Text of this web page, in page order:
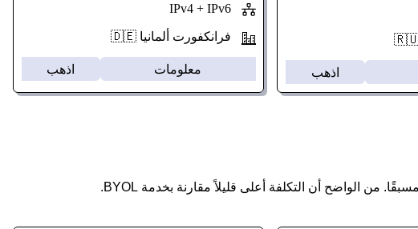
اذهب
IPv4 + IPv6
فرانكفورت ألمانيا 🇩🇪
معلومات اذهب